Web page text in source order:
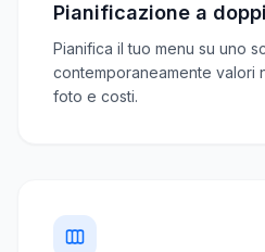
Pianificazione a
Pianifica il tuo menu su uno
contemporaneamente valori
foto e costi.